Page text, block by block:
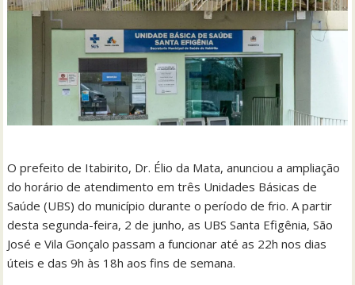
O prefeito de Itabirito, Dr. Élio da Mata, anunciou a ampliação
do horário de atendimento em três Unidades Básicas de
Saúde (UBS) do município durante o período de frio. A partir
desta segunda-feira, 2 de junho, as UBS Santa Efigênia, São
José e Vila Gonçalo passam a funcionar até as 22h nos dias
úteis e das 9h às 18h aos fins de semana.